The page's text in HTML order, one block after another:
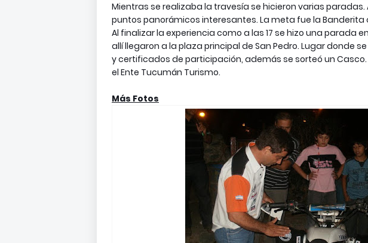
Mientras se realizaba la travesía se hicieron varias
puntos panorámicos interesantes. La meta fue la Banderita
Al finalizar la experiencia como a las 17 se hizo una parada
allí llegaron a la plaza principal de San Pedro. Lugar donde
y certificados de participación, además se sorteó un
el Ente Tucumán Turismo.
Más Fotos